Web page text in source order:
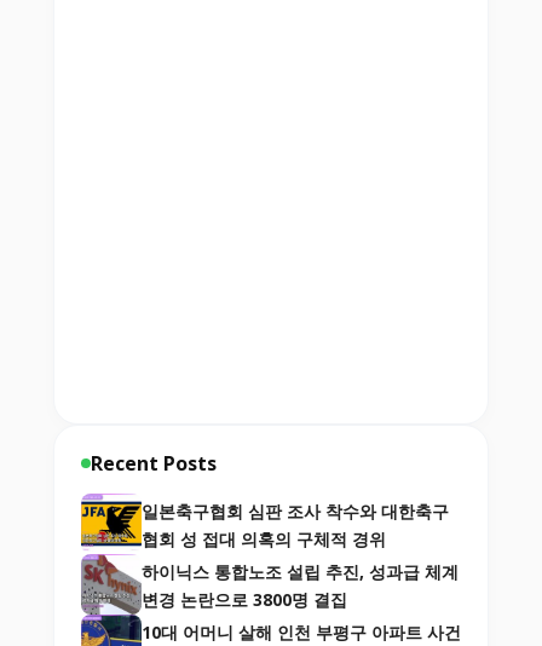
Recent Posts
일본축구협회 심판 조사 착수와 대한축구
협회 성 접대 의혹의 구체적 경위
하이닉스 통합노조 설립 추진, 성과급 체계
변경 논란으로 3800명 결집
10대 어머니 살해 인천 부평구 아파트 사건